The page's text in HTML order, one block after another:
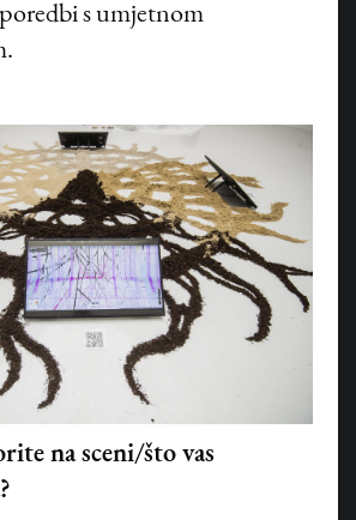
s umjetnom
na sceni/što vas
d.o.o 2026. Sva prava pridržana